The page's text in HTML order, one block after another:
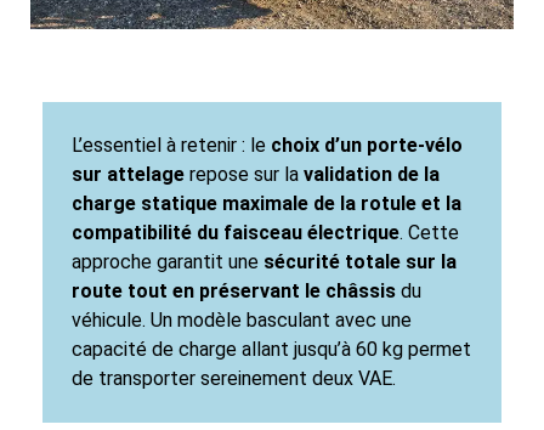
L’essentiel à retenir : le choix d’un porte-vélo
sur attelage repose sur la validation de la
charge statique maximale de la rotule et la
compatibilité du faisceau électrique. Cette
approche garantit une sécurité totale sur la
route tout en préservant le châssis du
véhicule. Un modèle basculant avec une
capacité de charge allant jusqu’à 60 kg permet
de transporter sereinement deux VAE.